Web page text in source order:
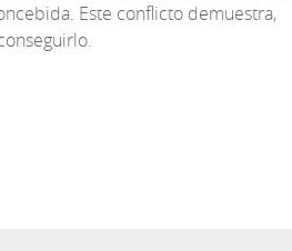
Este conflicto demuestra,